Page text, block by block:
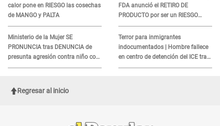
calor pone en RIESGO las cosechas
de MANGO y PALTA
Ministerio de la Mujer SE
PRONUNCIA tras DENUNCIA de
presunta agresión contra niño con
autismo en Surco
FDA anunció el RETIRO DE
PRODUCTO por ser un RIESGO
MORTAL para consumidores: ¿Cuál
es?
Terror para inmigrantes
indocumentados | Hombre fallece
en centro de detención del ICE tras
sufrir una "emergencia médica"
Regresar al inicio